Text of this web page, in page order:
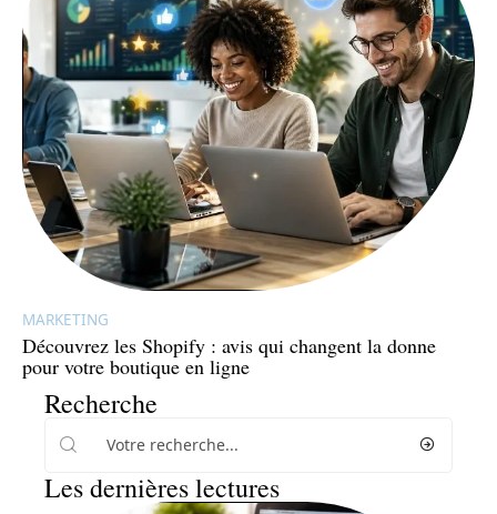
MARKETING
Découvrez les Shopify : avis qui changent la donne
pour votre boutique en ligne
Recherche
Les dernières lectures